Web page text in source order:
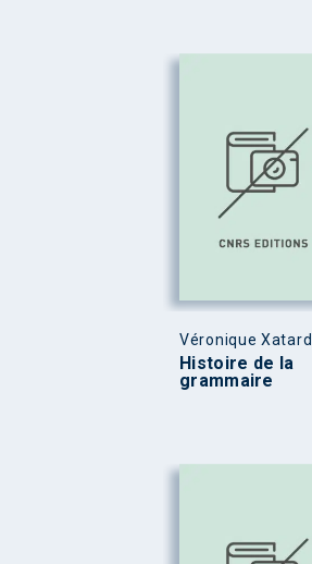
Véronique Xatard
Histoire de la
grammaire